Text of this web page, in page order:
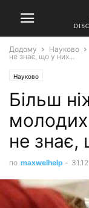
Додому Науково
не знає, що у них...
Науково
Більш
молодих
не знає,
по maxwelhelp -